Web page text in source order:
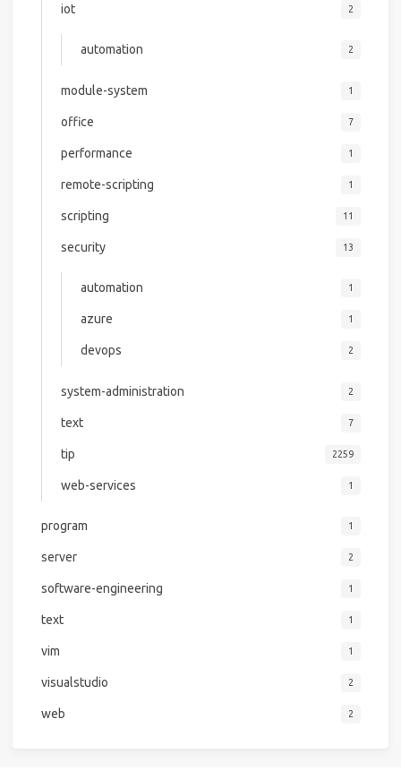
iot 2
automation 2
module-system 1
office 7
performance 1
remote-scripting 1
scripting 11
security 13
automation 1
azure 1
devops 2
system-administration 2
text 7
tip 2259
web-services 1
program 1
server 2
software-engineering 1
text 1
vim 1
visualstudio 2
web 2